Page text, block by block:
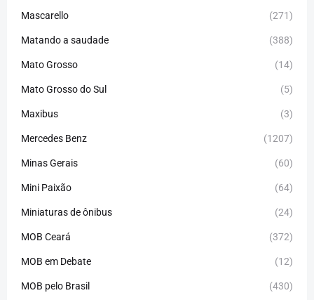
Mascarello (271)
Matando a saudade (388)
Mato Grosso (14)
Mato Grosso do Sul (5)
Maxibus (3)
Mercedes Benz (1207)
Minas Gerais (60)
Mini Paixão (64)
Miniaturas de ônibus (24)
MOB Ceará (372)
MOB em Debate (12)
MOB pelo Brasil (430)